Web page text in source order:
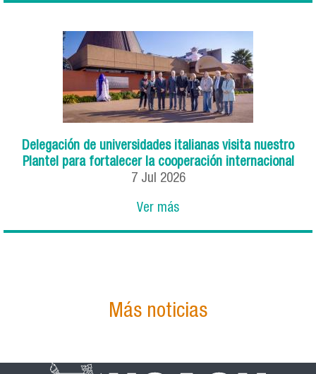
Delegación de universidades italianas visita nuestro
Plantel para fortalecer la cooperación internacional
7 Jul 2026
Ver más
Más noticias